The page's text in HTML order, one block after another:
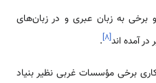
برخی به زبان عبری و در زبان‌های
آمده اند[۸]
.
برخی مؤسسات غربی نظیر بنیاد